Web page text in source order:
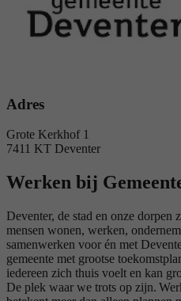
Adres
Grote Kerkhof 1
7411 KT Deventer
Werken bij
Deventer, de stad en onze
mensen wonen, werken,
samenwerken voor én met
gemeente met grootse
iedereen zich thuis voelt en kan
De plek waar we trots op zijn.